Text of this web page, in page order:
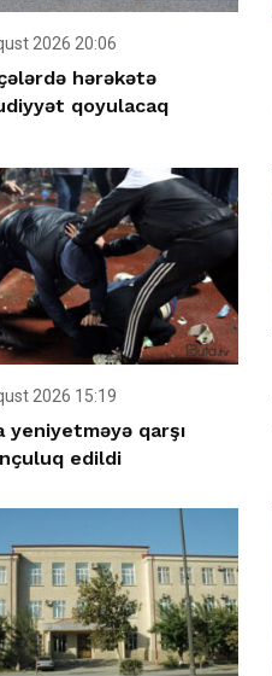
2026 20:06
hərəkətə
qoyulacaq
2026 15:19
yeniyetməyə qarşı
edildi